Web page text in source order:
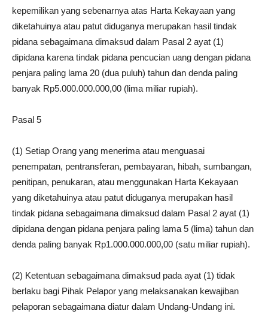
kepemilikan yang sebenarnya atas Harta Kekayaan yang
diketahuinya atau patut diduganya merupakan hasil tindak
pidana sebagaimana dimaksud dalam Pasal 2 ayat (1)
dipidana karena tindak pidana pencucian uang dengan pidana
penjara paling lama 20 (dua puluh) tahun dan denda paling
banyak Rp5.000.000.000,00 (lima miliar rupiah).
Pasal 5
(1) Setiap Orang yang menerima atau menguasai
penempatan, pentransferan, pembayaran, hibah, sumbangan,
penitipan, penukaran, atau menggunakan Harta Kekayaan
yang diketahuinya atau patut diduganya merupakan hasil
tindak pidana sebagaimana dimaksud dalam Pasal 2 ayat (1)
dipidana dengan pidana penjara paling lama 5 (lima) tahun dan
denda paling banyak Rp1.000.000.000,00 (satu miliar rupiah).
(2) Ketentuan sebagaimana dimaksud pada ayat (1) tidak
berlaku bagi Pihak Pelapor yang melaksanakan kewajiban
pelaporan sebagaimana diatur dalam Undang-Undang ini.